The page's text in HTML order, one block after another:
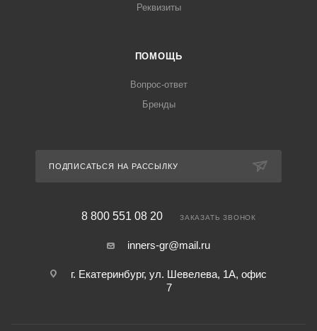
Реквизиты
ПОМОЩЬ
Вопрос-ответ
Бренды
ПОДПИСАТЬСЯ НА РАССЫЛКУ
8 800 551 08 20 ЗАКАЗАТЬ ЗВОНОК
inners-gr@mail.ru
г. Екатеринбург, ул. Шевелева, 1А, офис
7